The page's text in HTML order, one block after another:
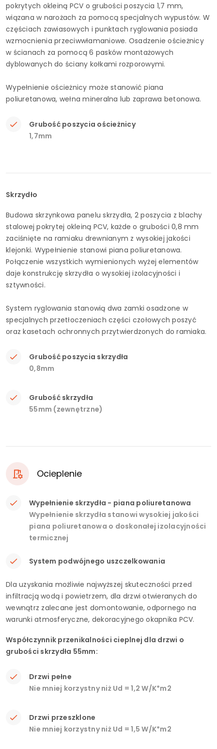
pokrytych okleiną PCV o grubości poszycia 1,7 mm,
wiązana w narożach za pomocą specjalnych wypustów. W
częściach zawiasowych i punktach ryglowania posiada
wzmocnienia przeciwwłamaniowe. Osadzenie ościeżnicy
w ścianach za pomocą 6 pasków montażowych
dyblowanych do ściany kołkami rozporowymi.
Wypełnienie ościeżnicy może stanowić piana
poliuretanowa, wełna mineralna lub zaprawa betonowa.
Grubość poszycia ościeżnicy
1,7mm
Skrzydło
Budowa skrzynkowa panelu skrzydła, 2 poszycia z blachy
stalowej pokrytej okleiną PCV, każde o grubości 0,8 mm
zaciśnięte na ramiaku drewnianym z wysokiej jakości
klejonki. Wypełnienie stanowi piana poliuretanowa.
Połączenie wszystkich wymienionych wyżej elementów
daje konstrukcję skrzydła o wysokiej izolacyjności i
sztywności.
System ryglowania stanowią dwa zamki osadzone w
specjalnych przetłoczeniach części czołowych poszyć
oraz kasetach ochronnych przytwierdzonych do ramiaka.
Grubość poszycia skrzydła
0,8mm
Grubość skrzydła
55mm (zewnętrzne)
Ocieplenie
Wypełnienie skrzydła - piana poliuretanowa
Wypełnienie skrzydła stanowi wysokiej jakości
piana poliuretanowa o doskonałej izolacyjności
termicznej
System podwójnego uszczelkowania
Dla uzyskania możliwie najwyższej skuteczności przed
infiltracją wodą i powietrzem, dla drzwi otwieranych do
wewnątrz zalecane jest domontowanie, odpornego na
warunki atmosferyczne, dekoracyjnego okapnika PCV.
Współczynnik przenikalności cieplnej dla drzwi o
grubości skrzydła 55mm:
Drzwi pełne
Nie mniej korzystny niż Ud = 1,2 W/K*m2
Drzwi przeszklone
Nie mniej korzystny niż Ud = 1,5 W/K*m2